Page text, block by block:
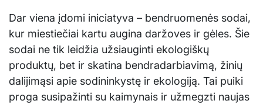
Dar viena įdomi iniciatyva – bendruomenės sodai,
kur miestiečiai kartu augina daržoves ir gėles. Šie
sodai ne tik leidžia užsiauginti ekologiškų
produktų, bet ir skatina bendradarbiavimą, žinių
dalijimąsi apie sodininkystę ir ekologiją. Tai puiki
proga susipažinti su kaimynais ir užmegzti naujas